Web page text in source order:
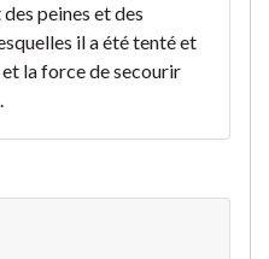
des peines et des
il a été tenté et
la force de secourir